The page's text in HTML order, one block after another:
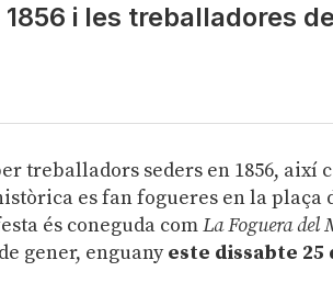
i les treballadores
treballadors seders en 1856, així
es fan fogueres en la plaça
és coneguda comLa Foguera del
gener, enguanyeste dissabte 25